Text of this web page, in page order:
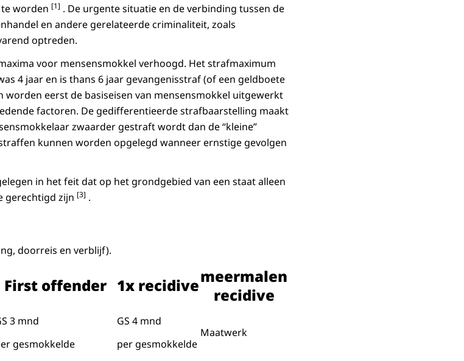
worden [1] . De urgente situatie en de verbinding tussen de
en andere gerelateerde criminaliteit, zoals
optreden.
voor mensensmokkel verhoogd. Het strafmaximum
4 jaar en is thans 6 jaar gevangenisstraf (of een geldboete
worden eerst de basiseisen van mensensmokkel uitgewerkt
factoren. De gedifferentieerde strafbaarstelling maakt
zwaarder gestraft wordt dan de “kleine”
kunnen worden opgelegd wanneer ernstige gevolgen
in het feit dat op het grondgebied van een staat alleen
gerechtigd zijn [3] .
doorreis en verblijf).
First offender 1x recidivemeermalen
recidive
3 mnd
gesmokkelde
GS 4 mnd
per gesmokkelde
Maatwerk